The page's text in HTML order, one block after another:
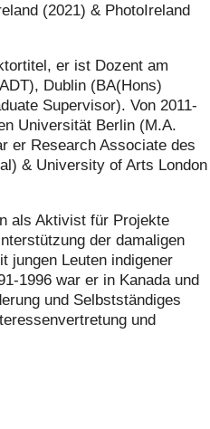
(2021) & PhotoIreland
er ist Dozent am
Dublin (BA(Hons)
Supervisor). Von 2011-
Universität Berlin (M.A.
er Research Associate des
& University of Arts London
als Aktivist für Projekte
der damaligen
jungen Leuten indigener
1996 war er in Kanada und
und Selbstständiges
und